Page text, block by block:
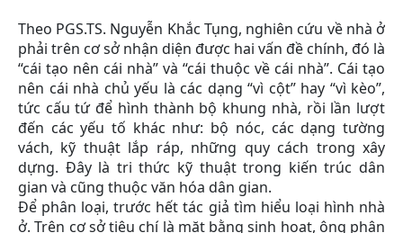
Theo PGS.TS. Nguyễn Khắc Tụng, nghiên cứu về nhà ở
phải trên cơ sở nhận diện được hai vấn đề chính, đó là
“cái tạo nên cái nhà” và “cái thuộc về cái nhà”. Cái tạo
nên cái nhà chủ yếu là các dạng “vì cột” hay “vì kèo”,
tức cấu tứ để hình thành bộ khung nhà, rồi lần lượt
đến các yếu tố khác như: bộ nóc, các dạng tường
vách, kỹ thuật lắp ráp, những quy cách trong xây
dựng. Đây là tri thức kỹ thuật trong kiến trúc dân
gian và cũng thuộc văn hóa dân gian.
Để phân loại, trước hết tác giả tìm hiểu loại hình nhà
ở. Trên cơ sở tiêu chí là mặt bằng sinh hoạt, ông phân